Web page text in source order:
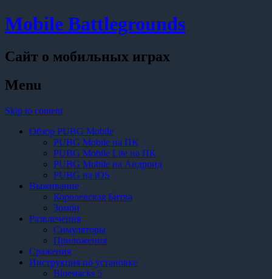
Mobile Battlegrounds
Сайт о мобильных играх
Menu
Skip to content
Обзор PUBG Mobile
PUBG Mobile на ПК
PUBG Mobile Lite на ПК
PUBG Mobile на Андроид
PUBG на iOS
Выживание
Королевская Битва
Зомби
Развлечения
Симуляторы
Приложения
Сражения
Инструкция по установке
Bluestacks 5